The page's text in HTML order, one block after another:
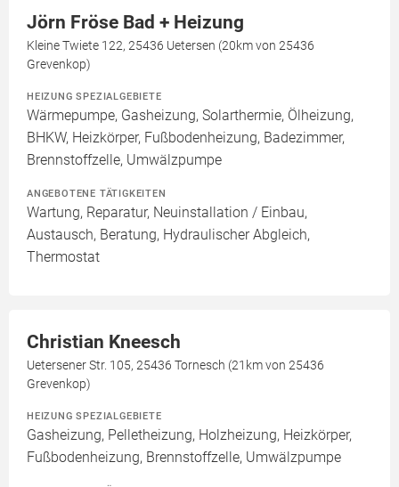
Jörn Fröse Bad + Heizung
Kleine Twiete 122, 25436 Uetersen (20km von 25436
Grevenkop)
HEIZUNG SPEZIALGEBIETE
Wärmepumpe, Gasheizung, Solarthermie, Ölheizung,
BHKW, Heizkörper, Fußbodenheizung, Badezimmer,
Brennstoffzelle, Umwälzpumpe
ANGEBOTENE TÄTIGKEITEN
Wartung, Reparatur, Neuinstallation / Einbau,
Austausch, Beratung, Hydraulischer Abgleich,
Thermostat
Christian Kneesch
Uetersener Str. 105, 25436 Tornesch (21km von 25436
Grevenkop)
HEIZUNG SPEZIALGEBIETE
Gasheizung, Pelletheizung, Holzheizung, Heizkörper,
Fußbodenheizung, Brennstoffzelle, Umwälzpumpe